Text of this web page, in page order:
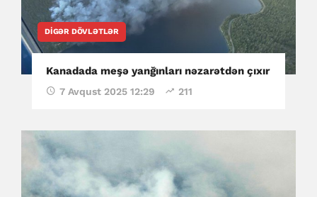
DIGƏR DÖVLƏTLƏR
Kanadada meşə yanğınları nəzarətdən çıxır
7 Avqust 2025 12:29 211